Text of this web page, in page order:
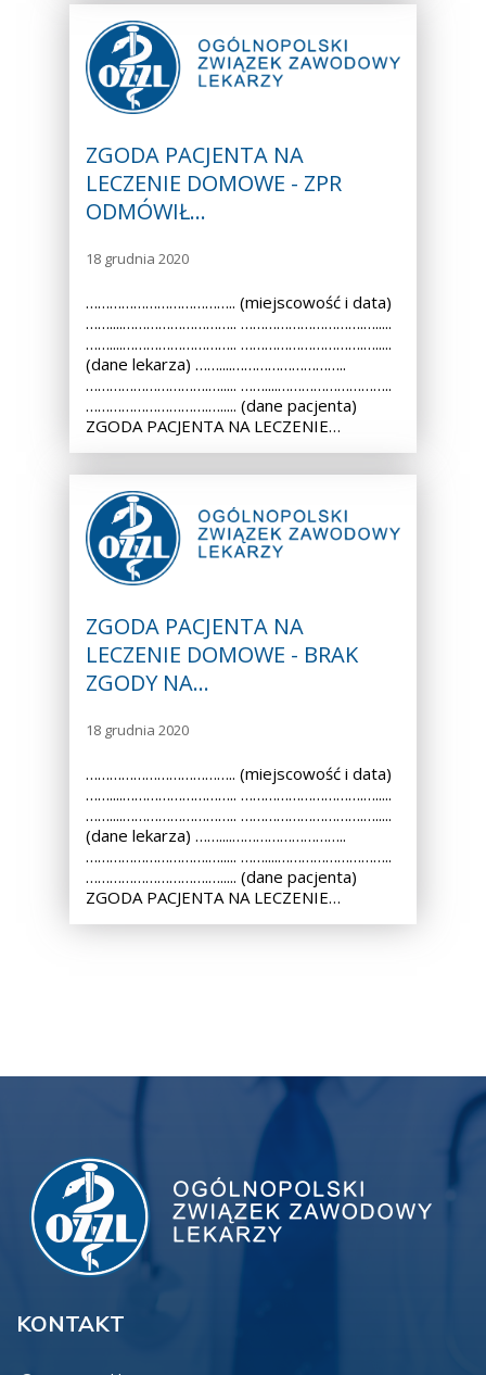
ZGODA PACJENTA NA
LECZENIE DOMOWE - ZPR
ODMÓWIŁ…
18 grudnia 2020
……………………………….. (miejscowość i data)
……....……………………….. ………………………….….....
……....……………………….. ………………………….….....
(dane lekarza) ……....………………………..
………………………….…..... ……....………………………..
………………………….…..... (dane pacjenta)
ZGODA PACJENTA NA LECZENIE…
ZGODA PACJENTA NA
LECZENIE DOMOWE - BRAK
ZGODY NA…
18 grudnia 2020
……………………………….. (miejscowość i data)
……....……………………….. ………………………….….....
……....……………………….. ………………………….….....
(dane lekarza) ……....………………………..
………………………….…..... ……....………………………..
………………………….…..... (dane pacjenta)
ZGODA PACJENTA NA LECZENIE…
KONTAKT